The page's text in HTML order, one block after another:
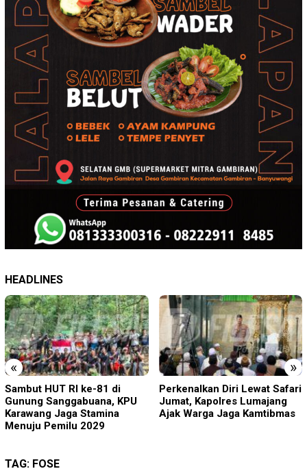
HEADLINES
« »
Sambut HUT RI ke-81 di
Gunung Sanggabuana, KPU
Karawang Jaga Stamina
Menuju Pemilu 2029
Perkenalkan Diri Lewat Safari
Jumat, Kapolres Lumajang
Ajak Warga Jaga Kamtibmas
TAG: FOSE